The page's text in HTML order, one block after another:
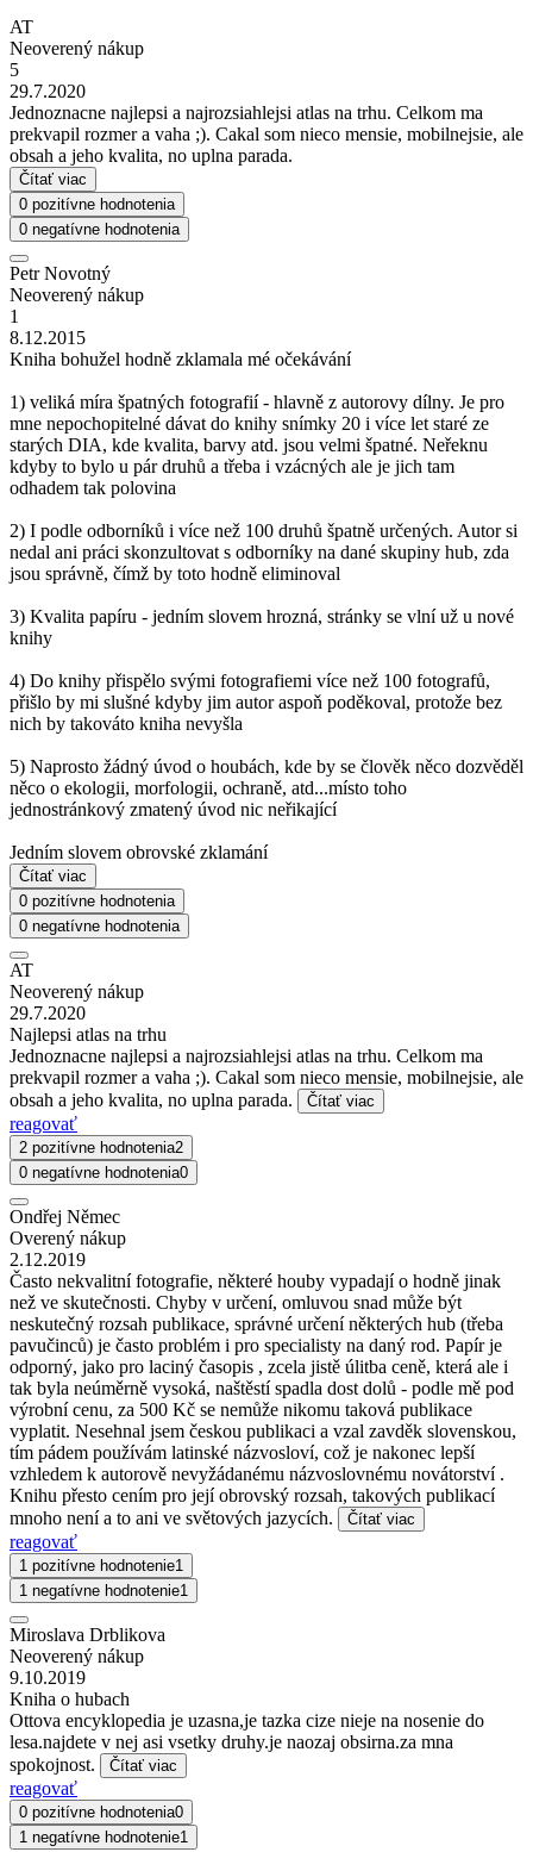
AT
Neoverený nákup
5
29.7.2020
Jednoznacne najlepsi a najrozsiahlejsi atlas na trhu. Celkom ma
prekvapil rozmer a vaha ;). Cakal som nieco mensie, mobilnejsie, ale
obsah a jeho kvalita, no uplna parada.
Čítať viac
0 pozitívne hodnotenia
0 negatívne hodnotenia
Petr Novotný
Neoverený nákup
1
8.12.2015
Kniha bohužel hodně zklamala mé očekávání
1) veliká míra špatných fotografií - hlavně z autorovy dílny. Je pro
mne nepochopitelné dávat do knihy snímky 20 i více let staré ze
starých DIA, kde kvalita, barvy atd. jsou velmi špatné. Neřeknu
kdyby to bylo u pár druhů a třeba i vzácných ale je jich tam
odhadem tak polovina
2) I podle odborníků i více než 100 druhů špatně určených. Autor si
nedal ani práci skonzultovat s odborníky na dané skupiny hub, zda
jsou správně, čímž by toto hodně eliminoval
3) Kvalita papíru - jedním slovem hrozná, stránky se vlní už u nové
knihy
4) Do knihy přispělo svými fotografiemi více než 100 fotografů,
přišlo by mi slušné kdyby jim autor aspoň poděkoval, protože bez
nich by takováto kniha nevyšla
5) Naprosto žádný úvod o houbách, kde by se člověk něco dozvěděl
něco o ekologii, morfologii, ochraně, atd...místo toho
jednostránkový zmatený úvod nic neřikající
Jedním slovem obrovské zklamání
Čítať viac
0 pozitívne hodnotenia
0 negatívne hodnotenia
AT
Neoverený nákup
29.7.2020
Najlepsi atlas na trhu
Jednoznacne najlepsi a najrozsiahlejsi atlas na trhu. Celkom ma
prekvapil rozmer a vaha ;). Cakal som nieco mensie, mobilnejsie, ale
obsah a jeho kvalita, no uplna parada.
Čítať viac
reagovať
2 pozitívne hodnotenia2
0 negatívne hodnotenia0
Ondřej Němec
Overený nákup
2.12.2019
Často nekvalitní fotografie, některé houby vypadají o hodně jinak
než ve skutečnosti. Chyby v určení, omluvou snad může být
neskutečný rozsah publikace, správné určení některých hub (třeba
pavučinců) je často problém i pro specialisty na daný rod. Papír je
odporný, jako pro laciný časopis , zcela jistě úlitba ceně, která ale i
tak byla neúměrně vysoká, naštěstí spadla dost dolů - podle mě pod
výrobní cenu, za 500 Kč se nemůže nikomu taková publikace
vyplatit. Nesehnal jsem českou publikaci a vzal zavděk slovenskou,
tím pádem používám latinské názvosloví, což je nakonec lepší
vzhledem k autorově nevyžádanému názvoslovnému novátorství .
Knihu přesto cením pro její obrovský rozsah, takových publikací
mnoho není a to ani ve světových jazycích.
Čítať viac
reagovať
1 pozitívne hodnotenie1
1 negatívne hodnotenie1
Miroslava Drblikova
Neoverený nákup
9.10.2019
Kniha o hubach
Ottova encyklopedia je uzasna,je tazka cize nieje na nosenie do
lesa.najdete v nej asi vsetky druhy.je naozaj obsirna.za mna
spokojnost.
Čítať viac
reagovať
0 pozitívne hodnotenia0
1 negatívne hodnotenie1